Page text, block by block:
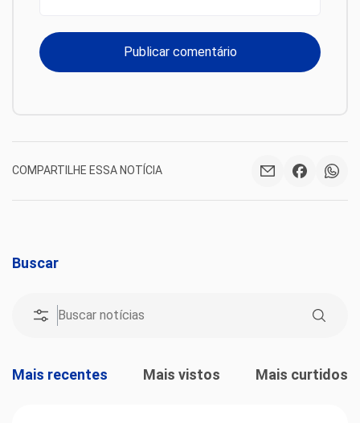
COMPARTILHE ESSA NOTÍCIA
Buscar
Mais recentes Mais vistos Mais curtidos